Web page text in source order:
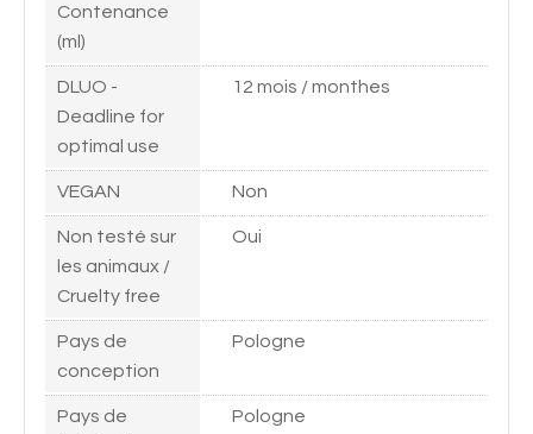
Contenance
(ml)
DLUO -
Deadline for
optimal use
12 mois / monthes
VEGAN Non
Non testé sur
les animaux /
Cruelty free
Oui
Pays de
conception
Pologne
Pays de
Pologne